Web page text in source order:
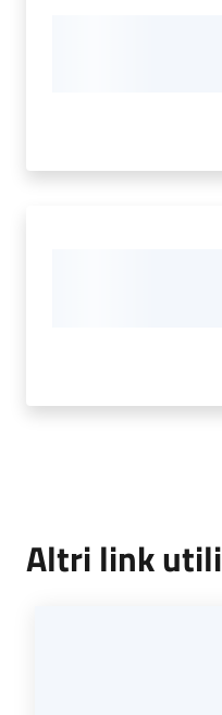
Altri link utili